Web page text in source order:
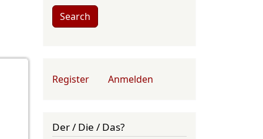
Search
User account menu
Register Anmelden
Der / Die / Das?